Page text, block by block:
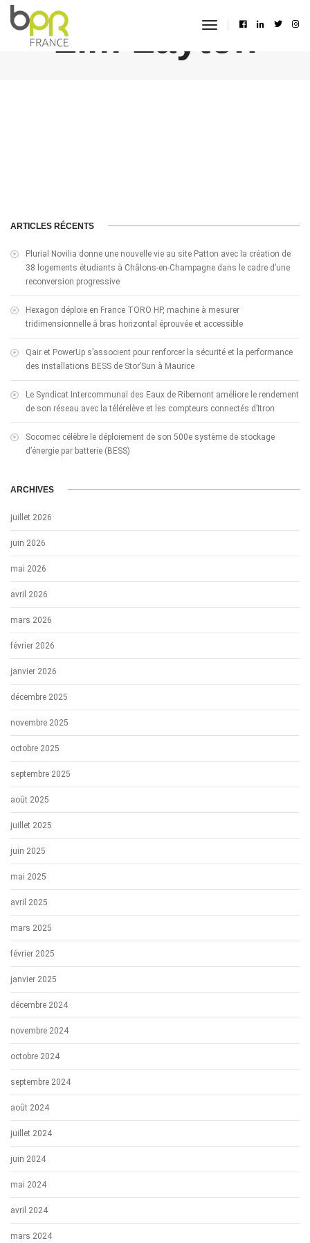
toggle
Lim Layton
ARTICLES RÉCENTS
Plurial Novilia donne une nouvelle vie au site Patton avec la création de
38 logements étudiants à Châlons-en-Champagne dans le cadre d’une
reconversion progressive
Hexagon déploie en France TORO HP, machine à mesurer
tridimensionnelle à bras horizontal éprouvée et accessible
Qair et PowerUp s’associent pour renforcer la sécurité et la performance
des installations BESS de Stor’Sun à Maurice
Le Syndicat Intercommunal des Eaux de Ribemont améliore le rendement
de son réseau avec la télérelève et les compteurs connectés d’Itron
Socomec célèbre le déploiement de son 500e système de stockage
d’énergie par batterie (BESS)
ARCHIVES
juillet 2026
juin 2026
mai 2026
avril 2026
mars 2026
février 2026
janvier 2026
décembre 2025
novembre 2025
octobre 2025
septembre 2025
août 2025
juillet 2025
juin 2025
mai 2025
avril 2025
mars 2025
février 2025
janvier 2025
décembre 2024
novembre 2024
octobre 2024
septembre 2024
août 2024
juillet 2024
juin 2024
mai 2024
avril 2024
mars 2024